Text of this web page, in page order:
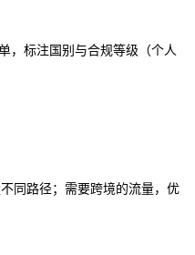
，标注国别与合规等级（个人
同路径；需要跨境的流量，优